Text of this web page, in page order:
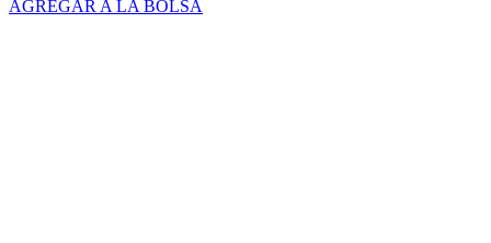
AGREGAR A LA BOLSA